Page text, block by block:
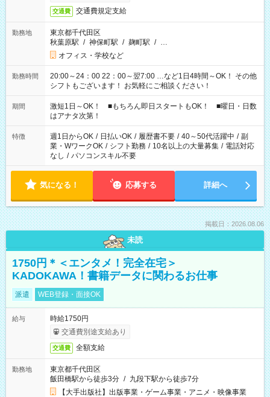
交通費 交通費規定支給
勤務地
東京都千代田区
秋葉原駅 / 神保町駅 / 麹町駅 / …
オフィス・学校など
勤務時間
20:00～24：00 22：00～翌7:00 …など1日4時間～OK！ その他
シフトもございます！ お気軽にご相談ください！
期間
激短1日～OK！ ■もちろん即日スタートもOK！ ■曜日・日数
はアナタ次第！
特徴 週1日からOK / 日払いOK / 履歴書不要 / 40～50代活躍中 / 副
業・WワークOK / シフト勤務 / 10名以上の大量募集 / 電話対応
なし / パソコンスキル不要
気になる！ 応募する 詳細へ
掲載日：2026.08.06
未読
1750円＊＜エンタメ！完全在宅＞
KADOKAWA！書籍データに関わるお仕事
派遣 WEB登録・面接OK
給与
時給1750円
交通費別途支給あり
交通費 全額支給
勤務地
東京都千代田区
飯田橋駅から徒歩3分 / 九段下駅から徒歩7分
【大手出版社】出版事業・ゲーム事業・アニメ・映像事業